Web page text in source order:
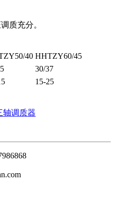
质充分。
40 HHTZY60/45
30/37
15-25
轴调质器